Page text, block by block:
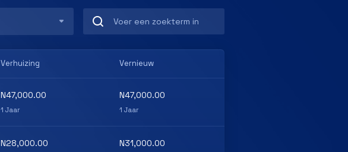
Verhuizing Vernieuw
N47,000.00
1 Jaar
N47,000.00
1 Jaar
N28,000.00 N31,000.00